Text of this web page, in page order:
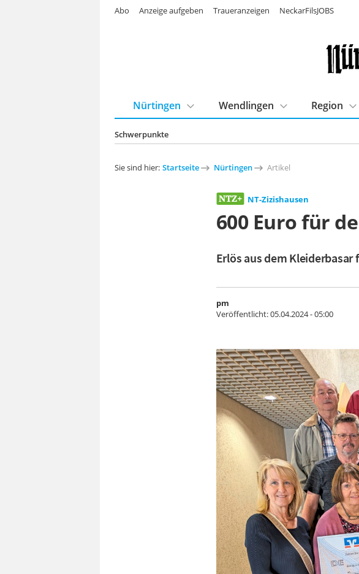
Schwerpunkte
Nürtingen Wendlingen Region
Abo Anzeige aufgeben Traueranzeigen NeckarFilsJOBS
Sie sind hier: Startseite Nürtingen Artikel
NT-Zizishausen
600 Euro für
Erlös aus dem Kleiderbasar
pm
Veröffentlicht:05.04.2024 - 05:00